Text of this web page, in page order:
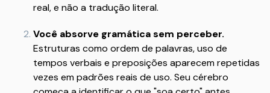
real, e não a tradução literal.
Você absorve gramática sem perceber.
Estruturas como ordem de palavras, uso de
tempos verbais e preposições aparecem repetidas
vezes em padrões reais de uso. Seu cérebro